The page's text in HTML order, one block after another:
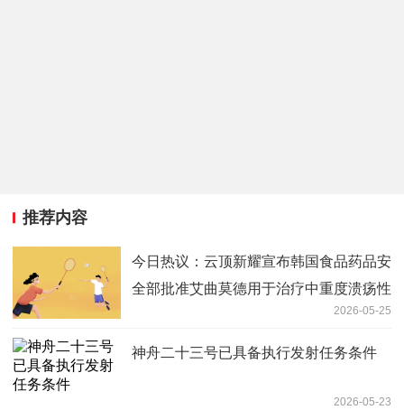
推荐内容
今日热议：云顶新耀宣布韩国食品药品安
全部批准艾曲莫德用于治疗中重度溃疡性
2026-05-25
神舟二十三号已具备执行发射任务条件
2026-05-23